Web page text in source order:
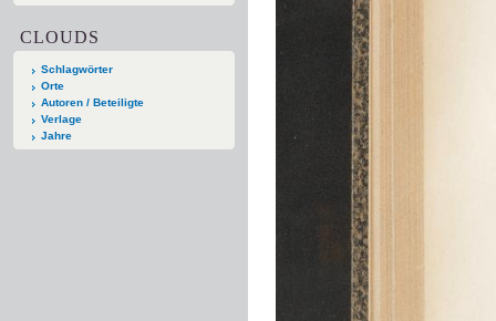
CLOUDS
Schlagwörter
Orte
Autoren / Beteiligte
Verlage
Jahre